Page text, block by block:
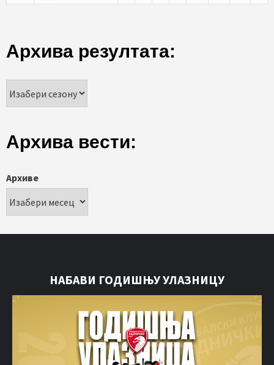
Архива резултата:
Архива вести:
Архиве
НАБАВИ ГОДИШЊУ УЛАЗНИЦУ